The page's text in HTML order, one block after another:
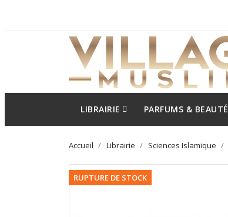
LIBRAIRIE PARFUMS & BEAUTÉ
Accueil Librairie Sciences Islamique
RUPTURE DE STOCK